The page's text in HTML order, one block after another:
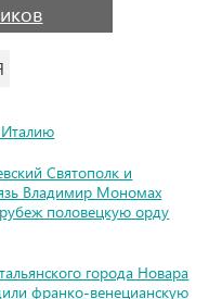
Италию
Святополк и
Владимир Мономах
половецкую орду
города Новара
франко-венецианскую